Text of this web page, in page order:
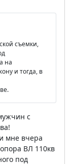
съемки,
на
и тогда, в
с
мне вчера
ВЛ 110кв
под